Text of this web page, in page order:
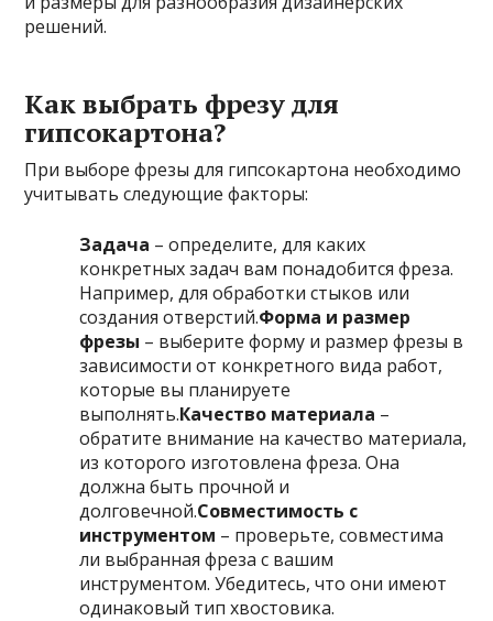
решений.
Как выбрать фрезу для
гипсокартона?
При выборе фрезы для гипсокартона необходимо
учитывать следующие факторы:
Задача – определите, для каких
конкретных задач вам понадобится фреза.
Например, для обработки стыков или
создания отверстий.Форма и размер
фрезы – выберите форму и размер фрезы в
зависимости от конкретного вида работ,
которые вы планируете
выполнять.Качество материала –
обратите внимание на качество материала,
из которого изготовлена фреза. Она
должна быть прочной и
долговечной.Совместимость с
инструментом – проверьте, совместима
ли выбранная фреза с вашим
инструментом. Убедитесь, что они имеют
одинаковый тип хвостовика.